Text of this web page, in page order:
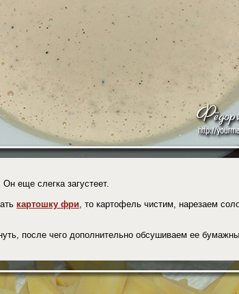
еще слегка загустеет.
картошку фри , то картофель чистим, нарезаем
после чего дополнительно обсушиваем ее